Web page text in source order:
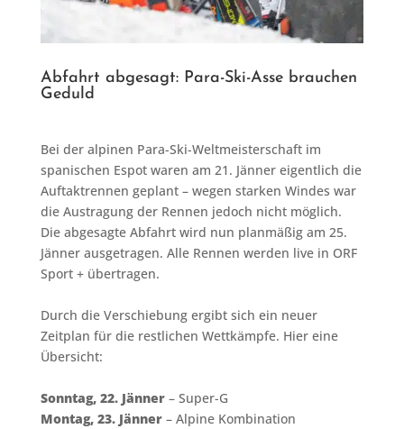
Abfahrt abgesagt: Para-Ski-Asse brauchen
Geduld
Bei der alpinen Para-Ski-Weltmeisterschaft im
spanischen Espot waren am 21. Jänner eigentlich die
Auftaktrennen geplant – wegen starken Windes war
die Austragung der Rennen jedoch nicht möglich.
Die abgesagte Abfahrt wird nun planmäßig am 25.
Jänner ausgetragen. Alle Rennen werden live in ORF
Sport + übertragen.
Durch die Verschiebung ergibt sich ein neuer
Zeitplan für die restlichen Wettkämpfe. Hier eine
Übersicht:
Sonntag, 22. Jänner– Super-G
Montag, 23. Jänner– Alpine Kombination